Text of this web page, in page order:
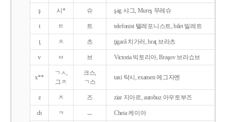
ş 시* 슈 şag 샤그, Mureş 무레슈
t ㅌ 트 telefonist 텔레포니스트, bilet 빌레트
ţ ㅊ 츠 ţigarǎ 치가러, braţ 브라츠
v ㅂ 브 Victoria 빅토리아, Braşov 브라쇼브
x**
ㄱㅅ,
그ㅈ
크스,
ㄱ스
taxi 탁시, examen 에그자멘
z ㅈ 즈 ziar 지아르, autobuz 아우토부즈
ch ㅋ ㅡ Cheia 케이아